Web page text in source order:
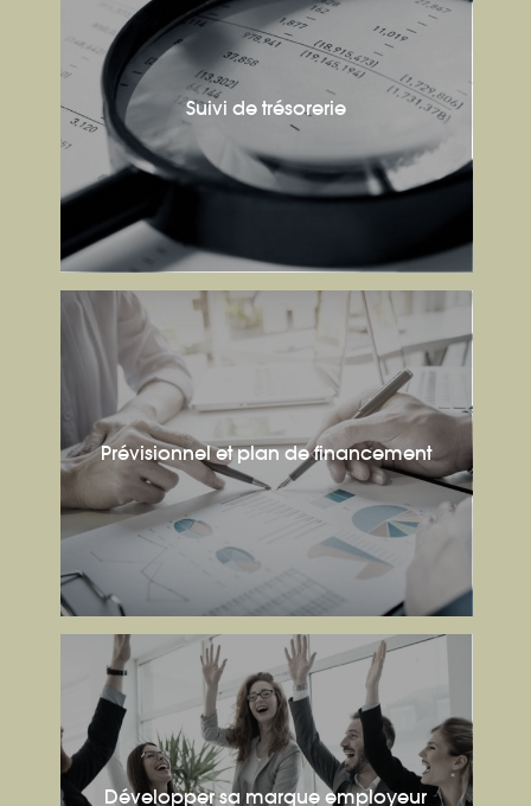
Suivi de trésorerie
Prévisionnel et plan de financement
Développer sa marque employeur